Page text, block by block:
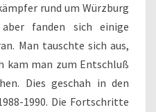
rund um Würzburg
fanden sich einige
Man tauschte sich aus,
kam man zum Entschluß
Dies geschah in den
1990. Die Fortschritte